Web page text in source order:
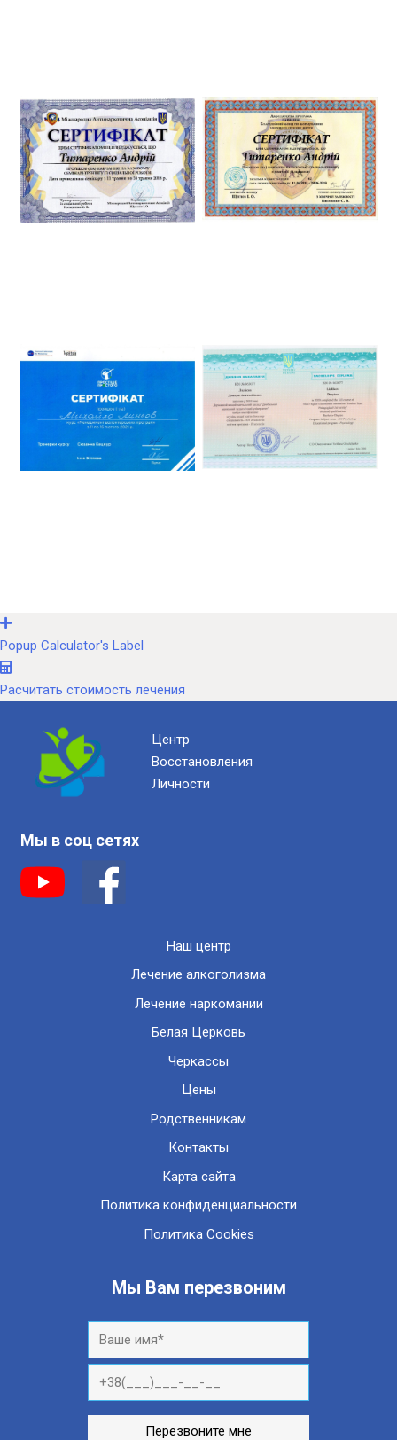
Popup Calculator's Label
Расчитать стоимость лечения
Центр
Восстановления
Личности
Мы в соц сетях
Наш центр
Лечение алкоголизма
Лечение наркомании
Белая Церковь
Черкассы
Цены
Родственникам
Контакты
Карта сайта
Политика конфиденциальности
Политика Cookies
Мы Вам перезвоним